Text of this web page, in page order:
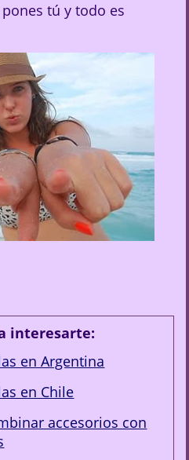
pones tú y todo es
interesarte:
en Argentina
en Chile
accesorios con